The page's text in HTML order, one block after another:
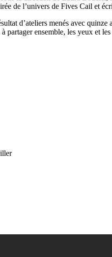
de l’univers de Fives Cail et
d’ateliers menés avec quinze
partager ensemble, les yeux et